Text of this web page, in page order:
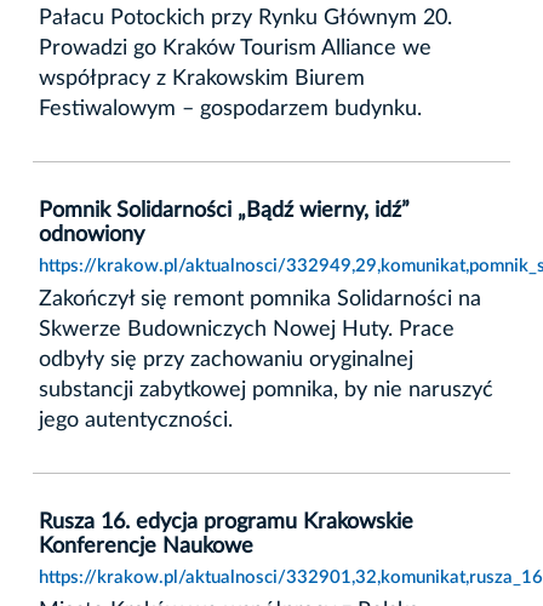
Pałacu Potockich przy Rynku Głównym 20.
Prowadzi go Kraków Tourism Alliance we
współpracy z Krakowskim Biurem
Festiwalowym – gospodarzem budynku.
Pomnik Solidarności „Bądź wierny, idź”
odnowiony
https://krakow.pl/aktualnosci/
Zakończył się remont pomnika Solidarności na
Skwerze Budowniczych Nowej Huty. Prace
odbyły się przy zachowaniu oryginalnej
substancji zabytkowej pomnika, by nie naruszyć
jego autentyczności.
Rusza 16. edycja programu Krakowskie
Konferencje Naukowe
https://krakow.pl/aktualnosci/